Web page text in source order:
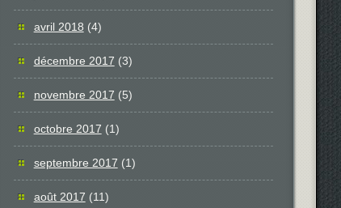
avril 2018 (4)
décembre 2017 (3)
novembre 2017 (5)
octobre 2017 (1)
septembre 2017 (1)
août 2017 (11)